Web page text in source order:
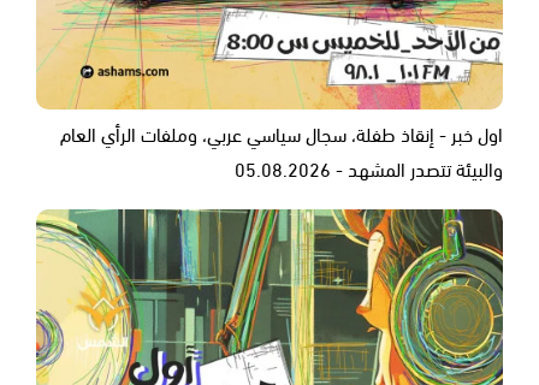
اول خبر - إنقاذ طفلة، سجال سياسي عربي، وملفات الرأي العام
والبيئة تتصدر المشهد - 05.08.2026